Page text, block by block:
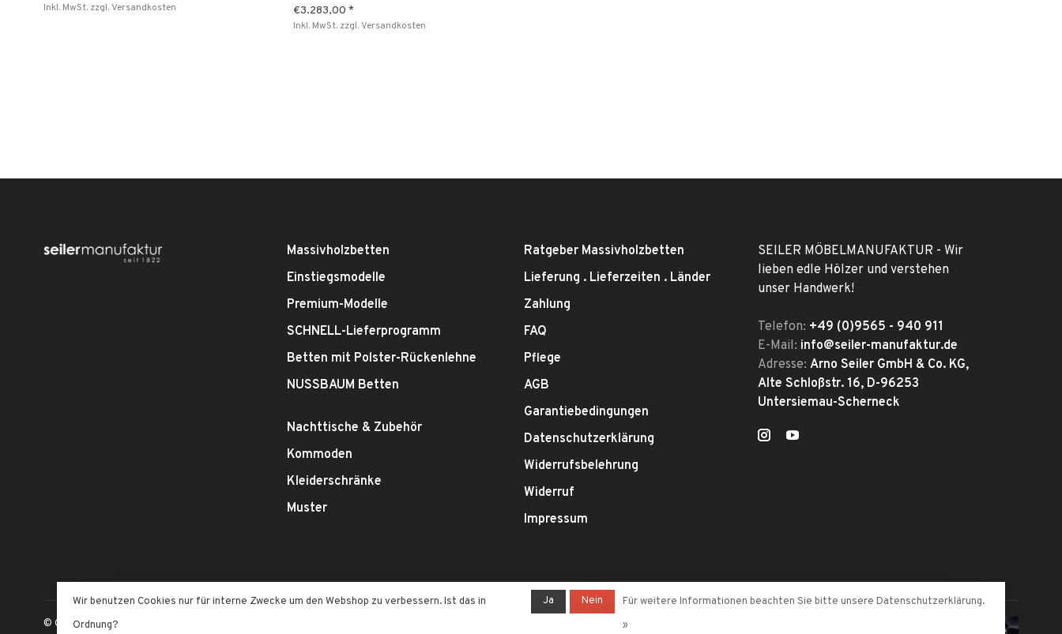
Inkl. MwSt. zzgl.Versandkosten €3.283,00 *
Inkl. MwSt. zzgl.Versandkosten
Massivholzbetten
Einstiegsmodelle
Premium-Modelle
SCHNELL-Lieferprogramm
Betten mit Polster-Rückenlehne
NUSSBAUM Betten
Nachttische & Zubehör
Kommoden
Kleiderschränke
Muster
Ratgeber Massivholzbetten
Lieferung . Lieferzeiten . Länder
Zahlung
FAQ
Pflege
AGB
Garantiebedingungen
Datenschutzerklärung
Widerrufsbelehrung
Widerruf
Impressum
SEILER MÖBELMANUFAKTUR - Wir
lieben edle Hölzer und verstehen
unser Handwerk!
Telefon: +49 (0)9565 - 940 911
E-Mail: info@seiler-manufaktur.de
Adresse: Arno Seiler GmbH & Co. KG,
Alte Schloßstr. 16, D-96253
Untersiemau-Scherneck
© Copyright 2026 SEILER MÖBELMANUFAKTUR
Wir benutzen Cookies nur für interne Zwecke um den Webshop zu verbessern. Ist das in
Ordnung?
Ja Nein
Für weitere Informationen beachten Sie bitte unsere Datenschutzerklärung.
»